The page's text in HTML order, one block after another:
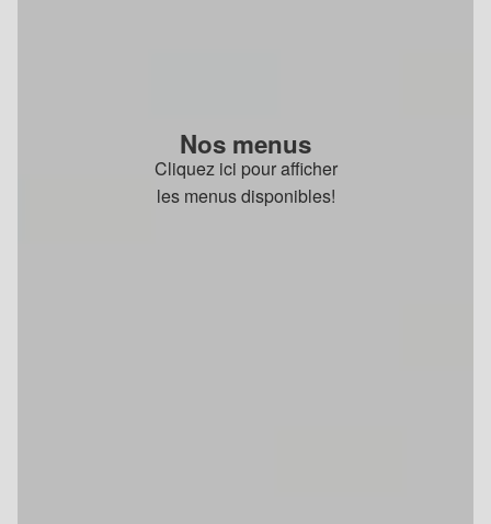
Nos menus
Cliquez ici pour afficher
les menus disponibles!